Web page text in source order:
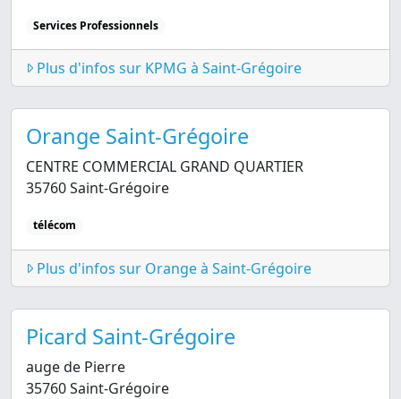
Services Professionnels
Plus d'infos sur KPMG à Saint-Grégoire
Orange Saint-Grégoire
CENTRE COMMERCIAL GRAND QUARTIER
35760 Saint-Grégoire
télécom
Plus d'infos sur Orange à Saint-Grégoire
Picard Saint-Grégoire
auge de Pierre
35760 Saint-Grégoire